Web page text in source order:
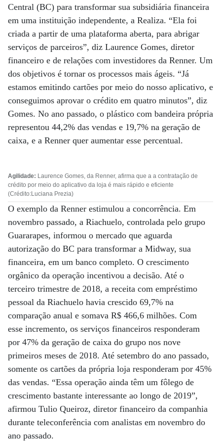
Central (BC) para transformar sua subsidiária financeira
em uma instituição independente, a Realiza. “Ela foi
criada a partir de uma plataforma aberta, para abrigar
serviços de parceiros”, diz Laurence Gomes, diretor
financeiro e de relações com investidores da Renner. Um
dos objetivos é tornar os processos mais ágeis. “Já
estamos emitindo cartões por meio do nosso aplicativo, e
conseguimos aprovar o crédito em quatro minutos”, diz
Gomes. No ano passado, o plástico com bandeira própria
representou 44,2% das vendas e 19,7% na geração de
caixa, e a Renner quer aumentar esse percentual.
Agilidade: Laurence Gomes, da Renner, afirma que a a contratação de
crédito por meio do aplicativo da loja é mais rápido e eficiente
(Crédito:Luciana Prezia)
O exemplo da Renner estimulou a concorrência. Em
novembro passado, a Riachuelo, controlada pelo grupo
Guararapes, informou o mercado que aguarda
autorização do BC para transformar a Midway, sua
financeira, em um banco completo. O crescimento
orgânico da operação incentivou a decisão. Até o
terceiro trimestre de 2018, a receita com empréstimo
pessoal da Riachuelo havia crescido 69,7% na
comparação anual e somava R$ 466,6 milhões. Com
esse incremento, os serviços financeiros responderam
por 47% da geração de caixa do grupo nos nove
primeiros meses de 2018. Até setembro do ano passado,
somente os cartões da própria loja responderam por 45%
das vendas. “Essa operação ainda têm um fôlego de
crescimento bastante interessante ao longo de 2019”,
afirmou Tulio Queiroz, diretor financeiro da companhia
durante teleconferência com analistas em novembro do
ano passado.